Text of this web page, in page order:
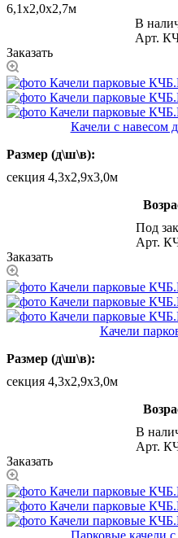
6,1х2,0х2,7м
В
Арт.
Заказать
Качели с навесом
Размер (д\ш\в):
секция 4,3х2,9х3,0м
Под
Арт.
Заказать
Качели
Размер (д\ш\в):
секция 4,3х2,9х3,0м
В
Арт.
Заказать
Парковые качели